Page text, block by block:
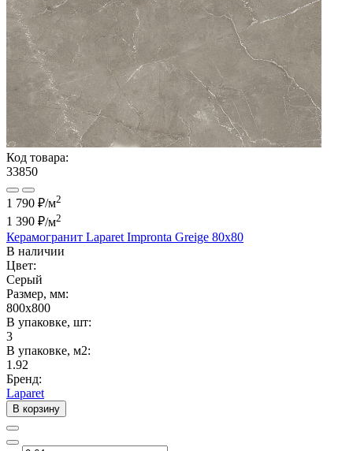
Код товара:
33850
1 790 ₽/м2
1 390 ₽/м2
Керамогранит Laparet Impronta Greige 80х80
В наличии
Цвет:
Серый
Размер, мм:
800x800
В упаковке, шт:
3
В упаковке, м2:
1.92
Бренд:
Laparet
В корзину